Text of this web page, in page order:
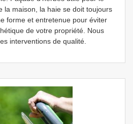
la maison, la haie se doit toujours
forme et entretenue pour éviter
de votre propriété. Nous
interventions de qualité.